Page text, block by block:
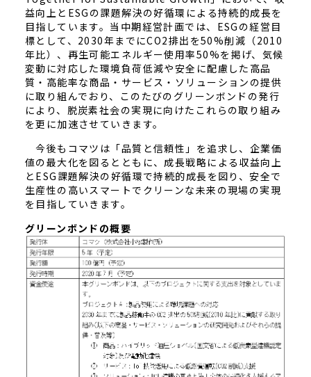
益向上とESGの課題解決の好循環による持続的成長を
目指しています。当中期経営計画では、ESGの経営目
標として、2030年までにCO2排出を50%削減（2010
年比）、再生可能エネルギー使用率50%を掲げ、気候
変動に対応した環境負荷低減や安全に配慮した高品
質・高能率な商品・サービス・ソリューションの提供
に取り組んでおり、このたびのグリーンボンドの発行
により、脱炭素社会の実現に向けたこれらの取り組み
を更に加速させていきます。
今後もコマツは「品質と信頼性」を追求し、企業価
値の最大化を図るとともに、成長戦略による収益向上
とESG課題解決の好循環で持続的成長を図り、安全で
生産性の高いスマートでクリーンな未来の現場の実現
を目指していきます。
グリーンボンドの概要